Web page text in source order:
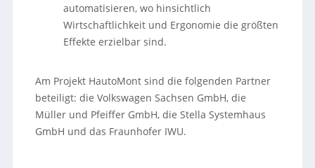
automatisieren, wo hinsichtlich
Wirtschaftlichkeit und Ergonomie die größten
Effekte erzielbar sind.
Am Projekt HautoMont sind die folgenden Partner
beteiligt: die Volkswagen Sachsen GmbH, die
Müller und Pfeiffer GmbH, die Stella Systemhaus
GmbH und das Fraunhofer IWU.